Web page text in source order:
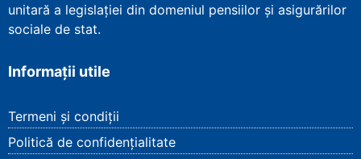
unitară a legislației din domeniul pensiilor și asigurărilor
sociale de stat.
Informații utile
Termeni și condiții
Politică de confidențialitate